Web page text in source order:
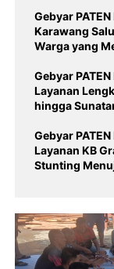
Gebyar
Karawang
Warga yang
Gebyar
Layanan
hingga
Gebyar
Layanan KB
Stunting